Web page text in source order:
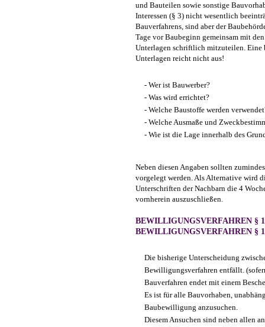
und Bauteilen sowie sonstige
Interessen (§ 3) nicht wesentlich
Bauverfahrens, sind aber der
Tage vor Baubeginn gemeinsam mit
Unterlagen schriftlich mitzuteilen. Eine
Unterlagen reicht nicht aus!
- Wer ist Bauwerber?
- Was wird errichtet?
- Welche Baustoffe werden
- Welche Ausmaße und
- Wie ist die Lage innerhalb des
Neben diesen Angaben sollten
vorgelegt werden. Als Alternative wird
Unterschriften der Nachbarn die 4
vornherein auszuschließen.
BEWILLIGUNGSVERFAHREN §
BEWILLIGUNGSVERFAHREN §
Die bisherige Unterscheidung
Bewilligungsverfahren entfällt.
Bauverfahren endet mit einem
Es ist für alle Bauvorhaben,
Baubewilligung anzusuchen.
Diesem Ansuchen sind neben allen